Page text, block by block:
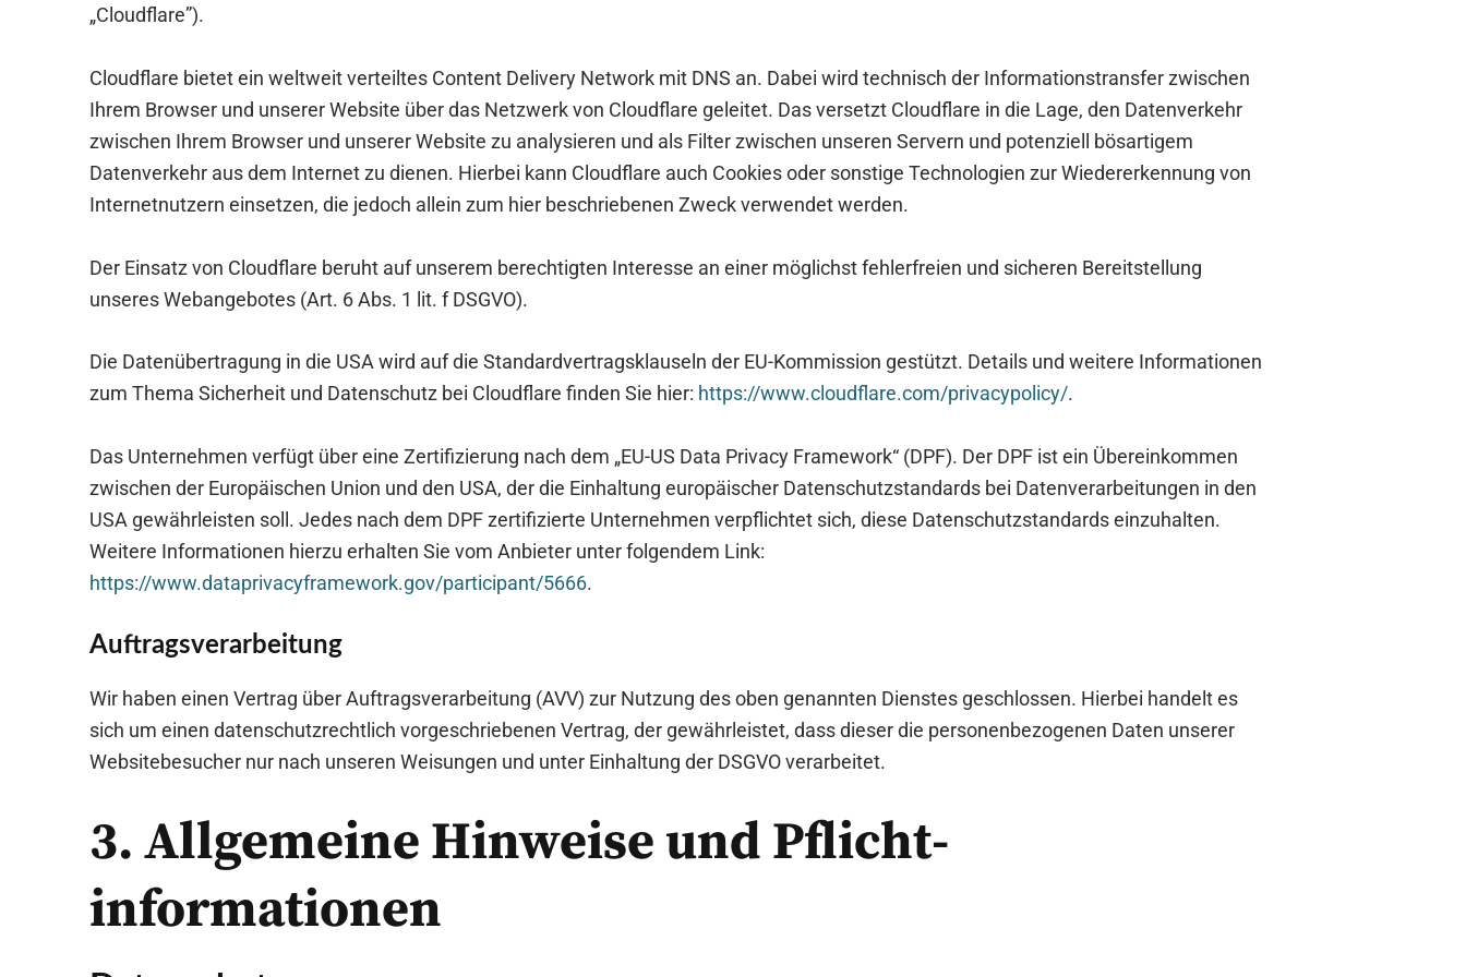
„Cloudflare”).
Cloudflare bietet ein weltweit verteiltes Content Delivery Network mit DNS an. Dabei wird technisch der Informationstransfer zwischen
Ihrem Browser und unserer Website über das Netzwerk von Cloudflare geleitet. Das versetzt Cloudflare in die Lage, den Datenverkehr
zwischen Ihrem Browser und unserer Website zu analysieren und als Filter zwischen unseren Servern und potenziell bösartigem
Datenverkehr aus dem Internet zu dienen. Hierbei kann Cloudflare auch Cookies oder sonstige Technologien zur Wiedererkennung von
Internetnutzern einsetzen, die jedoch allein zum hier beschriebenen Zweck verwendet werden.
Der Einsatz von Cloudflare beruht auf unserem berechtigten Interesse an einer möglichst fehlerfreien und sicheren Bereitstellung
unseres Webangebotes (Art. 6 Abs. 1 lit. f DSGVO).
Die Datenübertragung in die USA wird auf die Standardvertragsklauseln der EU-Kommission gestützt. Details und weitere Informationen
zum Thema Sicherheit und Datenschutz bei Cloudflare finden Sie hier: https://www.cloudflare.com/privacypolicy/.
Das Unternehmen verfügt über eine Zertifizierung nach dem „EU-US Data Privacy Framework“ (DPF). Der DPF ist ein Übereinkommen
zwischen der Europäischen Union und den USA, der die Einhaltung europäischer Datenschutzstandards bei Datenverarbeitungen in den
USA gewährleisten soll. Jedes nach dem DPF zertifizierte Unternehmen verpflichtet sich, diese Datenschutzstandards einzuhalten.
Weitere Informationen hierzu erhalten Sie vom Anbieter unter folgendem Link:
https://www.dataprivacyframework.gov/participant/5666.
Auftragsverarbeitung
Wir haben einen Vertrag über Auftragsverarbeitung (AVV) zur Nutzung des oben genannten Dienstes geschlossen. Hierbei handelt es
sich um einen datenschutzrechtlich vorgeschriebenen Vertrag, der gewährleistet, dass dieser die personenbezogenen Daten unserer
Websitebesucher nur nach unseren Weisungen und unter Einhaltung der DSGVO verarbeitet.
3. Allgemeine Hinweise und Pflicht­
informationen